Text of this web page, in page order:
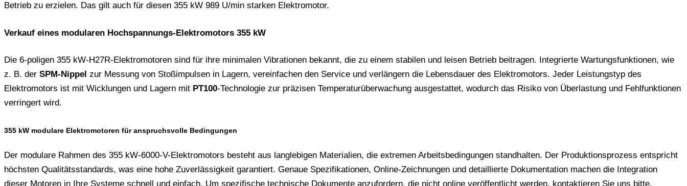
Betrieb zu erzielen. Das gilt auch für diesen 355 kW 989 U/min starken Elektromotor.
Verkauf eines modularen Hochspannungs-Elektromotors 355 kW
Die 6-poligen 355 kW-H27R-Elektromotoren sind für ihre minimalen Vibrationen bekannt, die zu einem stabilen und leisen Betrieb beitragen. Integrierte Wartungsfunktionen, wie
z. B. der SPM-Nippel zur Messung von Stoßimpulsen in Lagern, vereinfachen den Service und verlängern die Lebensdauer des Elektromotors. Jeder Leistungstyp des
Elektromotors ist mit Wicklungen und Lagern mit PT100-Technologie zur präzisen Temperaturüberwachung ausgestattet, wodurch das Risiko von Überlastung und Fehlfunktionen
verringert wird.
355 kW modulare Elektromotoren für anspruchsvolle Bedingungen
Der modulare Rahmen des 355 kW-6000-V-Elektromotors besteht aus langlebigen Materialien, die extremen Arbeitsbedingungen standhalten. Der Produktionsprozess entspricht
höchsten Qualitätsstandards, was eine hohe Zuverlässigkeit garantiert. Genaue Spezifikationen, Online-Zeichnungen und detaillierte Dokumentation machen die Integration
dieser Motoren in Ihre Systeme schnell und einfach. Um spezifische technische Dokumente anzufordern, die nicht online veröffentlicht werden, kontaktieren Sie uns bitte.